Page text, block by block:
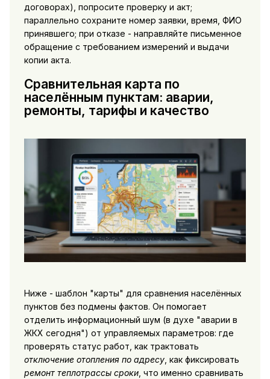
договорах), попросите проверку и акт;
параллельно сохраните номер заявки, время, ФИО
принявшего; при отказе - направляйте письменное
обращение с требованием измерений и выдачи
копии акта.
Сравнительная карта по
населённым пунктам: аварии,
ремонты, тарифы и качество
Ниже - шаблон "карты" для сравнения населённых
пунктов без подмены фактов. Он помогает
отделить информационный шум (в духе "аварии в
ЖКХ сегодня") от управляемых параметров: где
проверять статус работ, как трактовать
отключение отопления по адресу, как фиксировать
ремонт теплотрассы сроки, что именно сравнивать